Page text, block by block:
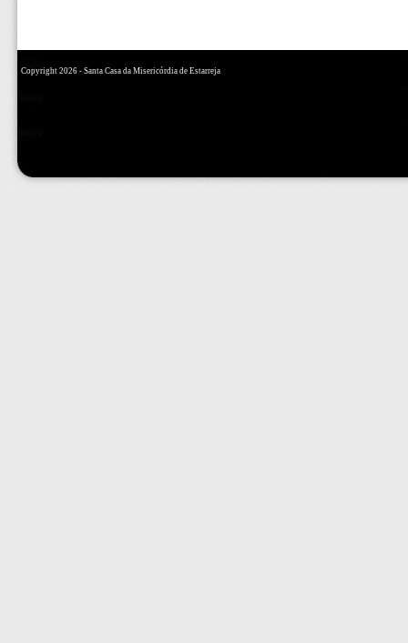
Copyright 2026 - Santa Casa da Misericórdia de Estarreja